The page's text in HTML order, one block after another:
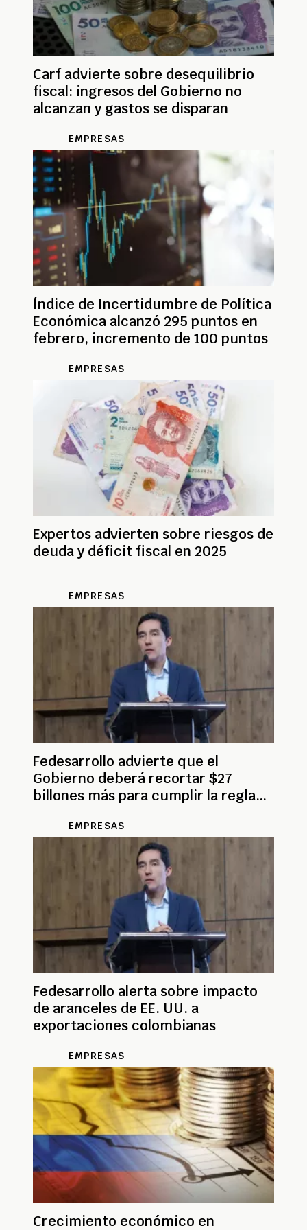
Carf advierte sobre desequilibrio
fiscal: ingresos del Gobierno no
alcanzan y gastos se disparan
EMPRESAS
Índice de Incertidumbre de Política
Económica alcanzó 295 puntos en
febrero, incremento de 100 puntos
EMPRESAS
Expertos advierten sobre riesgos de
deuda y déficit fiscal en 2025
EMPRESAS
Fedesarrollo advierte que el
Gobierno deberá recortar $27
billones más para cumplir la regla
EMPRESAS
Fedesarrollo alerta sobre impacto
de aranceles de EE. UU. a
exportaciones colombianas
EMPRESAS
Crecimiento económico en